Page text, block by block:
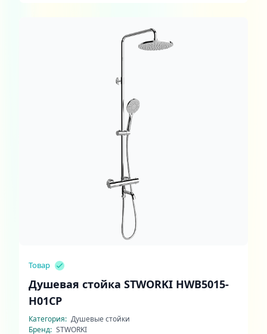
Товар
Душевая стойка STWORKI HWB5015-
H01CP
Категория: Душевые стойки
Бренд: STWORKI